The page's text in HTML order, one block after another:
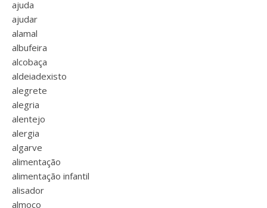
ajuda
ajudar
alamal
albufeira
alcobaça
aldeiadexisto
alegrete
alegria
alentejo
alergia
algarve
alimentação
alimentação infantil
alisador
almoço